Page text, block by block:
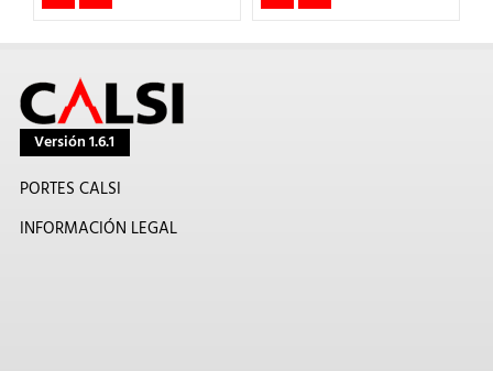
Versión 1.6.1
PORTES CALSI
INFORMACIÓN LEGAL